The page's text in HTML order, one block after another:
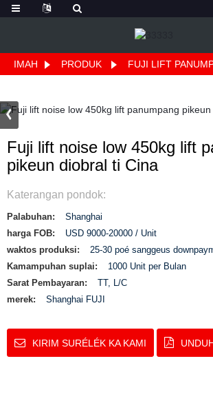
IMAH PRODUK FUJI LIFT
Fuji lift noise low 450kg lift
pikeun diobral ti Cina
Katerangan pondok:
Palabuhan:
Shanghai
harga FOB:
USD 9000-20000 / Unit
waktos produksi:
25-30 poé sanggeus
Kamampuhan suplai:
1000 Unit per Bulan
Sarat Pembayaran:
TT, L/C
merek:
Shanghai FUJI
KIRIM SURÉLÉK KA KAMI